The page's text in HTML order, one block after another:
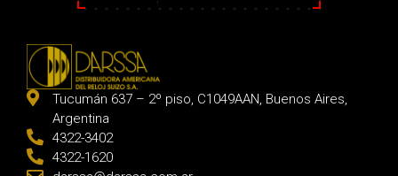
Tucumán 637 – 2º piso, C1049AAN, Buenos Aires,
Argentina
4322-3402
4322-1620